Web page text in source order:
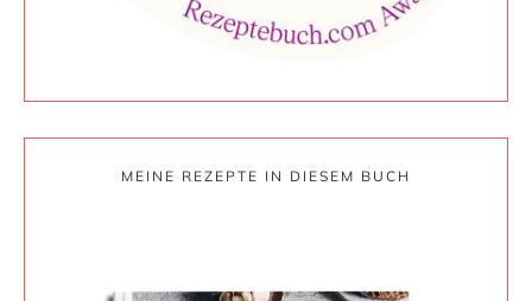
MEINE REZEPTE IN DIESEM BUCH